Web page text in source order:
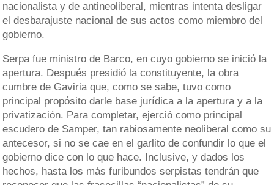
nacionalista y de antineoliberal, mientras intenta desligar
el desbarajuste nacional de sus actos como miembro del
gobierno.
Serpa fue ministro de Barco, en cuyo gobierno se inició la
apertura. Después presidió la constituyente, la obra
cumbre de Gaviria que, como se sabe, tuvo como
principal propósito darle base jurídica a la apertura y a la
privatización. Para completar, ejerció como principal
escudero de Samper, tan rabiosamente neoliberal como su
antecesor, si no se cae en el garlito de confundir lo que el
gobierno dice con lo que hace. Inclusive, y dados los
hechos, hasta los más furibundos serpistas tendrán que